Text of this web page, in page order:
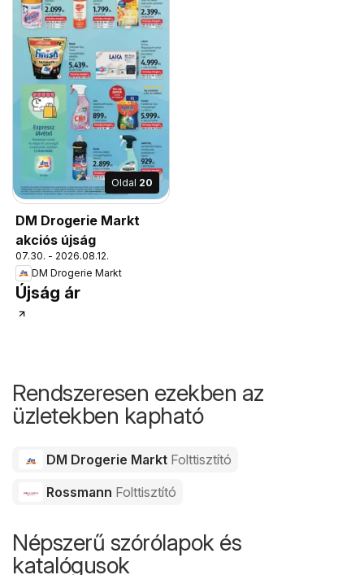
Oldal 20
DM Drogerie Markt
akciós újság
07.30. - 2026.08.12.
DM Drogerie Markt
Újság ár
Rendszeresen ezekben az
üzletekben kapható
DM Drogerie Markt Folttisztító
Rossmann Folttisztító
Népszerű szórólapok és
katalógusok